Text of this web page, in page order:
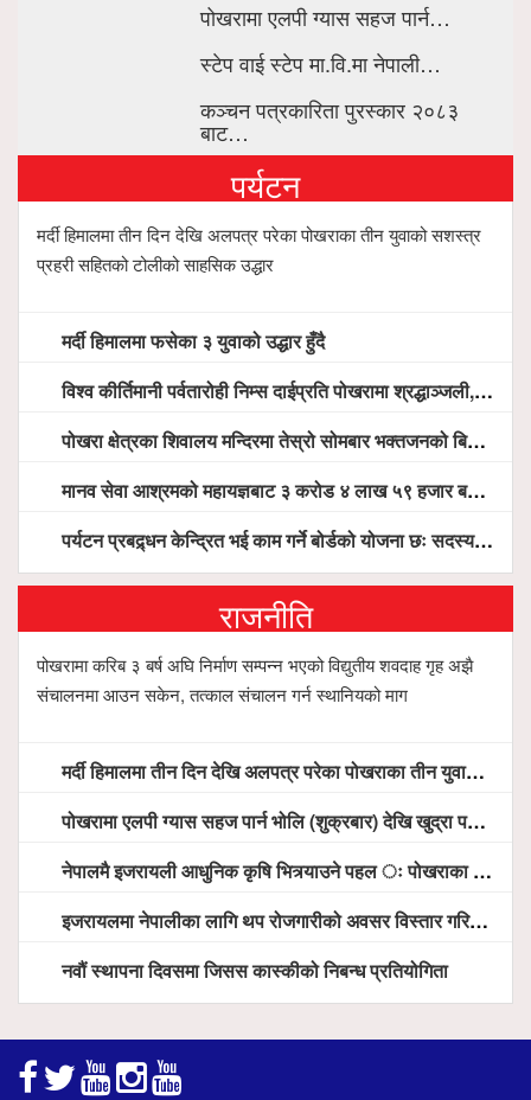
पोखरामा एलपी ग्यास सहज पार्न…
स्टेप वाई स्टेप मा.वि.मा नेपाली…
कञ्चन पत्रकारिता पुरस्कार २०८३
बाट…
पर्यटन
मर्दी हिमालमा तीन दिन देखि अलपत्र परेका पोखराका तीन युवाको सशस्त्र
प्रहरी सहितको टोलीको साहसिक उद्धार
मर्दी हिमालमा फसेका ३ युवाको उद्धार हुँदै
विश्व कीर्तिमानी पर्वतारोही निम्स दाईप्रति पोखरामा श्रद्धाञ्जली, दीप प्रज्वलन गर्दै योगदानको प्रशंसा (भिडियो सहित)
पोखरा क्षेत्रका शिवालय मन्दिरमा तेस्रो सोमबार भक्तजनको बिहानैदेखि घुइँचो
मानव सेवा आश्रमको महायज्ञबाट ३ करोड ४ लाख ५९ हजार बचत, १ करोड ४४ लाख उठ्न बाँकी, विना संचार माध्यम तर प्रचार प्रसारमै भयो १९ लाख खर्च !
पर्यटन प्रबद्र्धन केन्द्रित भई काम गर्ने बोर्डको योजना छः सदस्य पोखरेल, चलिय पोखरालाई थप प्रभावकारी बनाउन होटल संघको माग
राजनीति
पोखरामा करिब ३ बर्ष अघि निर्माण सम्पन्न भएको विद्युतीय शवदाह गृह अझै
संचालनमा आउन सकेन, तत्काल संचालन गर्न स्थानियको माग
मर्दी हिमालमा तीन दिन देखि अलपत्र परेका पोखराका तीन युवाको सशस्त्र प्रहरी सहितको टोलीको साहसिक उद्धार
पोखरामा एलपी ग्यास सहज पार्न भोलि (शुक्रबार) देखि खुद्रा पसलबाटै बिक्रि वितरण हुने, स्टोर नगर्न आग्रह
नेपालमै इजरायली आधुनिक कृषि भित्र्याउने पहल ः पोखराका मेयर धनराज आचार्य र इजरायली राजदूतबीच सहकार्य विस्तारको संकेत
इजरायलमा नेपालीका लागि थप रोजगारीको अवसर विस्तार गरिने ः राजदूत बास
नवौं स्थापना दिवसमा जिसस कास्कीको निबन्ध प्रतियोगिता